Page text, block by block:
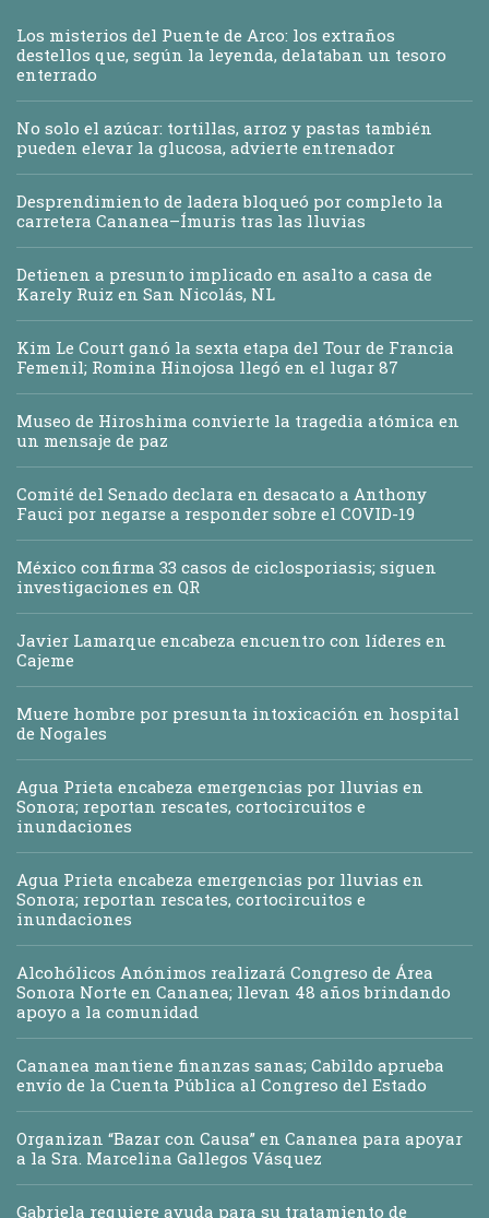
Los misterios del Puente de Arco: los extraños
destellos que, según la leyenda, delataban un tesoro
enterrado
No solo el azúcar: tortillas, arroz y pastas también
pueden elevar la glucosa, advierte entrenador
Desprendimiento de ladera bloqueó por completo la
carretera Cananea–Ímuris tras las lluvias
Detienen a presunto implicado en asalto a casa de
Karely Ruiz en San Nicolás, NL
Kim Le Court ganó la sexta etapa del Tour de Francia
Femenil; Romina Hinojosa llegó en el lugar 87
Museo de Hiroshima convierte la tragedia atómica en
un mensaje de paz
Comité del Senado declara en desacato a Anthony
Fauci por negarse a responder sobre el COVID-19
México confirma 33 casos de ciclosporiasis; siguen
investigaciones en QR
Javier Lamarque encabeza encuentro con líderes en
Cajeme
Muere hombre por presunta intoxicación en hospital
de Nogales
Agua Prieta encabeza emergencias por lluvias en
Sonora; reportan rescates, cortocircuitos e
inundaciones
Agua Prieta encabeza emergencias por lluvias en
Sonora; reportan rescates, cortocircuitos e
inundaciones
Alcohólicos Anónimos realizará Congreso de Área
Sonora Norte en Cananea; llevan 48 años brindando
apoyo a la comunidad
Cananea mantiene finanzas sanas; Cabildo aprueba
envío de la Cuenta Pública al Congreso del Estado
Organizan “Bazar con Causa” en Cananea para apoyar
a la Sra. Marcelina Gallegos Vásquez
Gabriela requiere ayuda para su tratamiento de